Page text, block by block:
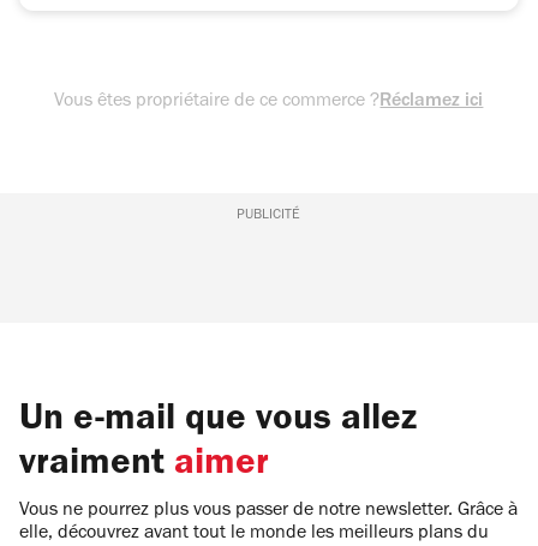
Vous êtes propriétaire de ce commerce ?Réclamez ici
PUBLICITÉ
Un e-mail que vous allez
vraiment aimer
Vous ne pourrez plus vous passer de notre newsletter. Grâce à
elle, découvrez avant tout le monde les meilleurs plans du